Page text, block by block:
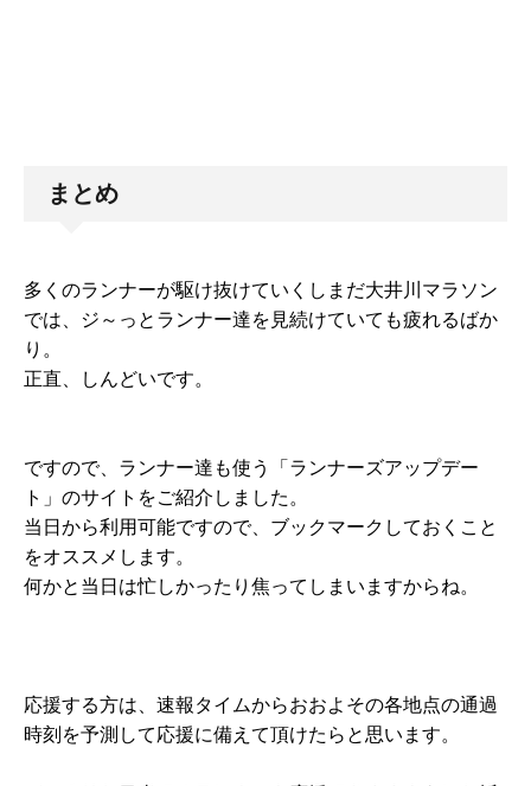
まとめ
多くのランナーが駆け抜けていくしまだ大井川マラソン
では、ジ～っとランナー達を見続けていても疲れるばか
り。
正直、しんどいです。
ですので、ランナー達も使う「ランナーズアップデー
ト」のサイトをご紹介しました。
当日から利用可能ですので、ブックマークしておくこと
をオススメします。
何かと当日は忙しかったり焦ってしまいますからね。
応援する方は、速報タイムからおおよその各地点の通過
時刻を予測して応援に備えて頂けたらと思います。